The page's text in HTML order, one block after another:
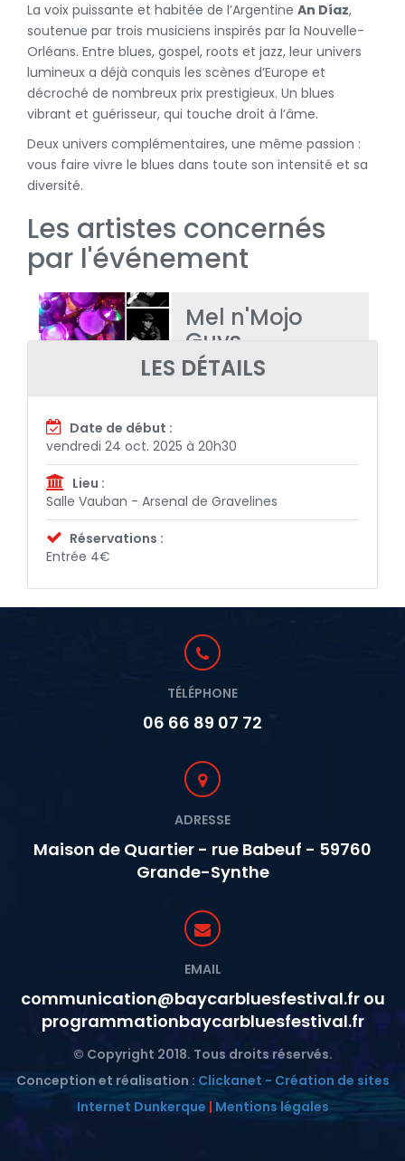
La voix puissante et habitée de l’Argentine An Díaz,
soutenue par trois musiciens inspirés par la Nouvelle-
Orléans. Entre blues, gospel, roots et jazz, leur univers
lumineux a déjà conquis les scènes d’Europe et
décroché de nombreux prix prestigieux. Un blues
vibrant et guérisseur, qui touche droit à l’âme.
Deux univers complémentaires, une même passion :
vous faire vivre le blues dans toute son intensité et sa
diversité.
Les artistes concernés
par l'événement
Mel n'Mojo
Guys
LES DÉTAILS
Date de début :
vendredi 24 oct. 2025 à 20h30
Lieu :
Salle Vauban - Arsenal de Gravelines
Réservations :
Entrée 4€
TÉLÉPHONE
06 66 89 07 72
ADRESSE
Maison de Quartier - rue Babeuf - 59760
Grande-Synthe
EMAIL
communication@baycarbluesfestival.fr ou
programmationbaycarbluesfestival.fr
© Copyright 2018. Tous droits réservés.
Conception et réalisation :Clickanet - Création de sites
Internet Dunkerque | Mentions légales